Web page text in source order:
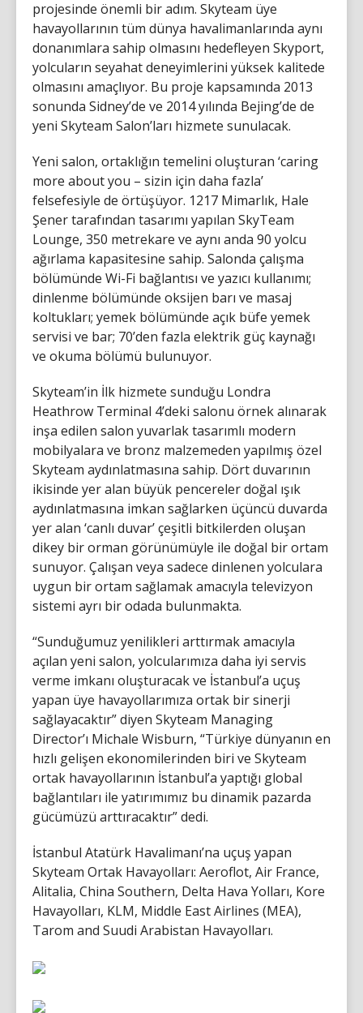
projesinde önemli bir adım. Skyteam üye
havayollarının tüm dünya havalimanlarında aynı
donanımlara sahip olmasını hedefleyen Skyport,
yolcuların seyahat deneyimlerini yüksek kalitede
olmasını amaçlıyor. Bu proje kapsamında 2013
sonunda Sidney’de ve 2014 yılında Bejing’de de
yeni Skyteam Salon’ları hizmete sunulacak.
Yeni salon, ortaklığın temelini oluşturan ‘caring
more about you – sizin için daha fazla’
felsefesiyle de örtüşüyor. 1217 Mimarlık, Hale
Şener tarafından tasarımı yapılan SkyTeam
Lounge, 350 metrekare ve aynı anda 90 yolcu
ağırlama kapasitesine sahip. Salonda çalışma
bölümünde Wi-Fi bağlantısı ve yazıcı kullanımı;
dinlenme bölümünde oksijen barı ve masaj
koltukları; yemek bölümünde açık büfe yemek
servisi ve bar; 70’den fazla elektrik güç kaynağı
ve okuma bölümü bulunuyor.
Skyteam’in İlk hizmete sunduğu Londra
Heathrow Terminal 4’deki salonu örnek alınarak
inşa edilen salon yuvarlak tasarımlı modern
mobilyalara ve bronz malzemeden yapılmış özel
Skyteam aydınlatmasına sahip. Dört duvarının
ikisinde yer alan büyük pencereler doğal ışık
aydınlatmasına imkan sağlarken üçüncü duvarda
yer alan ‘canlı duvar’ çeşitli bitkilerden oluşan
dikey bir orman görünümüyle ile doğal bir ortam
sunuyor. Çalışan veya sadece dinlenen yolculara
uygun bir ortam sağlamak amacıyla televizyon
sistemi ayrı bir odada bulunmakta.
“Sunduğumuz yenilikleri arttırmak amacıyla
açılan yeni salon, yolcularımıza daha iyi servis
verme imkanı oluşturacak ve İstanbul’a uçuş
yapan üye havayollarımıza ortak bir sinerji
sağlayacaktır” diyen Skyteam Managing
Director’ı Michale Wisburn, “Türkiye dünyanın en
hızlı gelişen ekonomilerinden biri ve Skyteam
ortak havayollarının İstanbul’a yaptığı global
bağlantıları ile yatırımımız bu dinamik pazarda
gücümüzü arttıracaktır” dedi.
İstanbul Atatürk Havalimanı’na uçuş yapan
Skyteam Ortak Havayolları: Aeroflot, Air France,
Alitalia, China Southern, Delta Hava Yolları, Kore
Havayolları, KLM, Middle East Airlines (MEA),
Tarom and Suudi Arabistan Havayolları.